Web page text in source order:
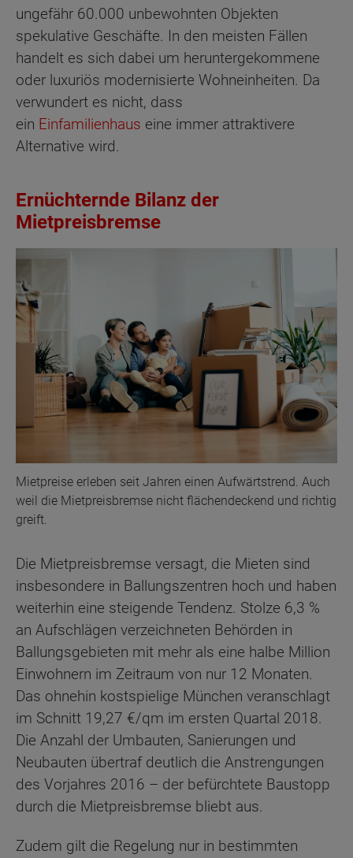
ungefähr 60.000 unbewohnten Objekten
spekulative Geschäfte. In den meisten Fällen
handelt es sich dabei um heruntergekommene
oder luxuriös modernisierte Wohneinheiten. Da
verwundert es nicht, dass
ein Einfamilienhaus eine immer attraktivere
Alternative wird.
Ernüchternde Bilanz der
Mietpreisbremse
Mietpreise erleben seit Jahren einen Aufwärtstrend. Auch
weil die Mietpreisbremse nicht flächendeckend und richtig
greift.
Die Mietpreisbremse versagt, die Mieten sind
insbesondere in Ballungszentren hoch und haben
weiterhin eine steigende Tendenz. Stolze 6,3 %
an Aufschlägen verzeichneten Behörden in
Ballungsgebieten mit mehr als eine halbe Million
Einwohnern im Zeitraum von nur 12 Monaten.
Das ohnehin kostspielige München veranschlagt
im Schnitt 19,27 €/qm im ersten Quartal 2018.
Die Anzahl der Umbauten, Sanierungen und
Neubauten übertraf deutlich die Anstrengungen
des Vorjahres 2016 – der befürchtete Baustopp
durch die Mietpreisbremse bliebt aus.
Zudem gilt die Regelung nur in bestimmten